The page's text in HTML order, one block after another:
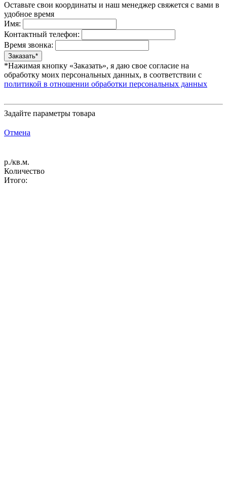
Оставьте свои координаты и наш менеджер свяжется с вами в
удобное время
Имя:
Контактный телефон:
Время звонка:
*Нажимая кнопку «Заказать», я даю свое согласие на
обработку моих персональных данных, в соответствии с
политикой в отношении обработки персональных данных
Задайте параметры товара
Отмена
р./кв.м.
Количество
Итого: